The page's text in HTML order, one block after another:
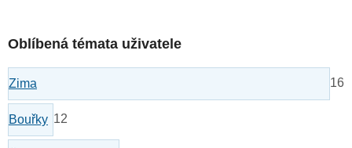
Oblíbená témata uživatele
Zima 16
Bouřky 12